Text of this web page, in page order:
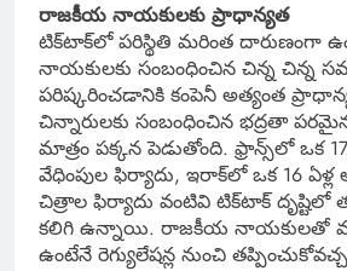
రాజకీయ నాయకులకు ప్రాధాన్యత
టిక్‌టాక్‌లో పరిస్థితి మరింత దారుణంగా
నాయకులకు సంబంధించిన చిన్న చిన్న
పరిష్కరించడానికి కంపెనీ అత్యంత
చిన్నారులకు సంబంధించిన భద్రతా
మాత్రం పక్కన పెడుతోంది. ఫ్రాన్స్‌లో ఒక
వేధింపుల ఫిర్యాదు, ఇరాక్‌లో ఒక 16
చిత్రాల ఫిర్యాదు వంటివి టిక్‌టాక్ దృష్టిలో
కలిగి ఉన్నాయి. రాజకీయ నాయకులతో
ఉంటేనే రెగ్యులేషన్ల నుంచి